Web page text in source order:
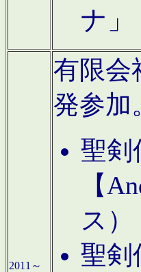
ナ」
2011～
有限会
発参加
聖剣
【
ス）
聖剣